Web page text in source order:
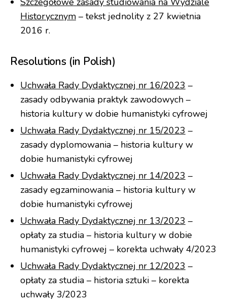
Historycznym – tekst jednolity z 27 kwietnia
2016 r.
Resolutions (in Polish)
Uchwała Rady Dydaktycznej nr 16/2023 –
zasady odbywania praktyk zawodowych –
historia kultury w dobie humanistyki cyfrowej
Uchwała Rady Dydaktycznej nr 15/2023 –
zasady dyplomowania – historia kultury w
dobie humanistyki cyfrowej
Uchwała Rady Dydaktycznej nr 14/2023 –
zasady egzaminowania – historia kultury w
dobie humanistyki cyfrowej
Uchwała Rady Dydaktycznej nr 13/2023 –
opłaty za studia – historia kultury w dobie
humanistyki cyfrowej – korekta uchwały 4/2023
Uchwała Rady Dydaktycznej nr 12/2023 –
opłaty za studia – historia sztuki – korekta
uchwały 3/2023